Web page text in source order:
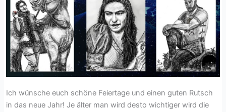
Ich wünsche euch schöne Feiertage und einen guten Rutsch
in das neue Jahr! Je älter man wird desto wichtiger wird die